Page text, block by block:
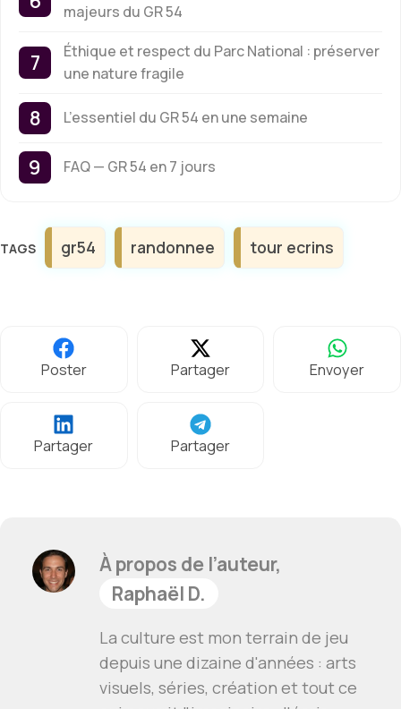
majeurs du GR 54
Éthique et respect du Parc National : préserver
une nature fragile
L’essentiel du GR 54 en une semaine
FAQ — GR 54 en 7 jours
Étiquettes
gr54 randonnee tour ecrins
Poster Partager Envoyer
Partager Partager
À propos de l’auteur,
Raphaël D.
La culture est mon terrain de jeu
depuis une dizaine d'années : arts
visuels, séries, création et tout ce